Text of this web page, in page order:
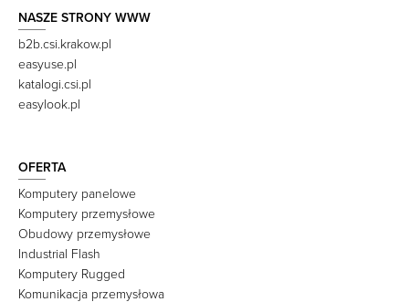
NASZE STRONY WWW
b2b.csi.krakow.pl
easyuse.pl
katalogi.csi.pl
easylook.pl
OFERTA
Komputery panelowe
Komputery przemysłowe
Obudowy przemysłowe
Industrial Flash
Komputery Rugged
Komunikacja przemysłowa